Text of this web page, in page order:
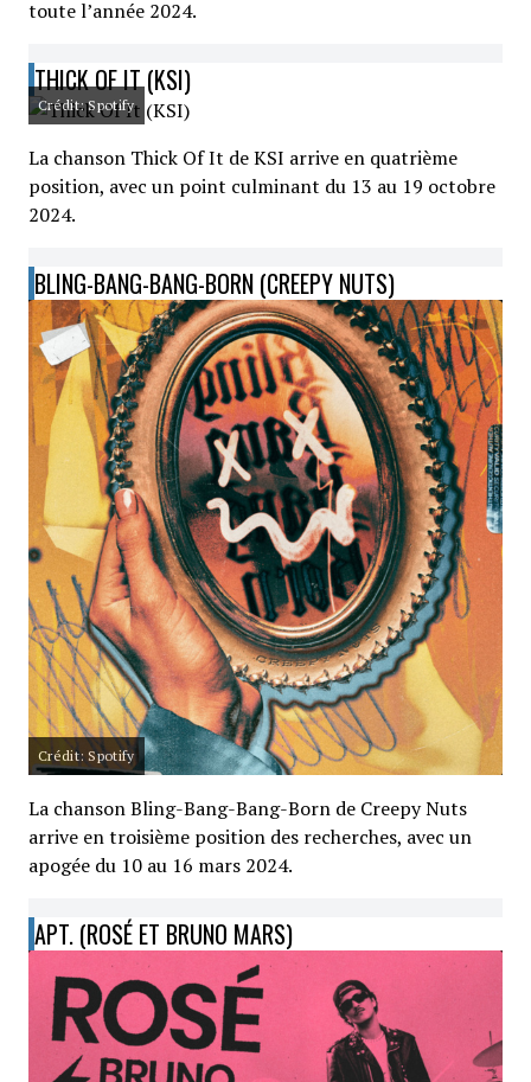
toute l’année 2024.
THICK OF IT (KSI)
Crédit: Spotify
La chanson Thick Of It de KSI arrive en quatrième
position, avec un point culminant du 13 au 19 octobre
2024.
BLING-BANG-BANG-BORN (CREEPY NUTS)
Crédit: Spotify
La chanson Bling-Bang-Bang-Born de Creepy Nuts
arrive en troisième position des recherches, avec un
apogée du 10 au 16 mars 2024.
APT. (ROSÉ ET BRUNO MARS)